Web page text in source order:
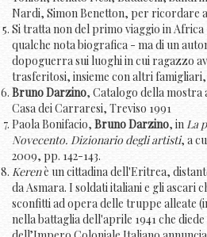
Nardi, Simon Benetton, per ricordare
Si tratta non del primo viaggio in Africa
qualche nota biografica - ma di un
dopoguerra sui luoghi in cui ragazzo
trasferitosi, insieme con altri
Bruno Darzino, Catalogo della mostra
Casa dei Carraresi, Treviso 1991
Paola Bonifacio, Bruno Darzino, inLa
Novecento. Dizionario degli artisti, a
2009, pp. 142-143.
Kerenè un cittadina dell'Eritrea,
da Asmara. I soldati italiani e gli ascari
sconfitti ad opera delle truppe alleate
nella battaglia dell'aprile 1941 che